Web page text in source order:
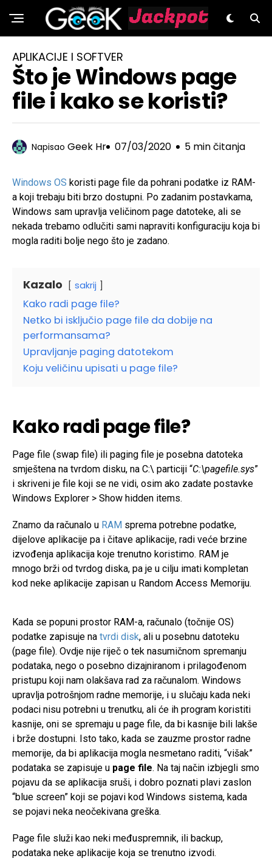
GeeK.hr
APLIKACIJE I SOFTVER
Što je Windows page
file i kako se koristi?
Napisao Geek Hr 07/03/2020 5 min čitanja
Windows OS koristi page file da pohrani podatke iz RAM-
a koji trebaju biti brzo dostupni. Po zadanim postavkama,
Windows sam upravlja veličinom page datoteke, ali se
nekada trebamo odlučiti sami napraviti konfiguraciju koja bi
mogla raditi bolje nego što je zadano.
Kazalo sakrij
Kako radi page file?
Netko bi isključio page file da dobije na
performansama?
Upravljanje paging datotekom
Koju veličinu upisati u page file?
Kako radi page file?
Page file (swap file) ili paging file je posebna datoteka
smještena na tvrdom disku, na C:\ particiji “C:\pagefile.sys”
i skriveni je file koji se ne vidi, osim ako zadate postavke
Windows Explorer > Show hidden items.
Znamo da računalo u RAM sprema potrebne podatke,
dijelove aplikacije pa i čitave aplikacije, radi veće brzine
izvođenja aplikacija koje trenutno koristimo. RAM je
mnogo brži od tvrdog diska, pa je u cilju imati kompletan
kod neke aplikacije zapisan u Random Access Memoriju.
Kada se popuni prostor RAM-a, računalo (točnije OS)
podatke zapisuje na tvrdi disk, ali u posebnu datoteku
(page file). Ovdje nije riječ o tek nasumičnom spremanju
podataka, nego o posebno dizajniranom i prilagođenom
pristupu koji nam olakšava rad za računalom. Windows
upravlja potrošnjom radne memorije, i u slučaju kada neki
podaci nisu potrebni u trenutku, ali će ih program koristiti
kasnije, oni se spremaju u page file, da bi kasnije bili lakše
i brže dostupni. Isto tako, kada se zauzme prostor radne
memorije, da bi aplikacija mogla nesmetano raditi, “višak”
podataka se zapisuje u page file. Na taj način izbjegli smo
pojavu da se aplikacija sruši, i dobro poznati plavi zaslon
“blue screen” koji se pojavi kod Windows sistema, kada
se pojavi neka neočekivana greška.
Page file služi kao neki međuspremnik, ili backup,
podataka neke aplikacije koja se trenutno izvodi.